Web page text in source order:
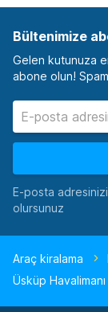
Bültenimize
Gelen kutunuza
abone olun!
E-posta
olursunuz
Araç kiralama
Üsküp Havalimanı